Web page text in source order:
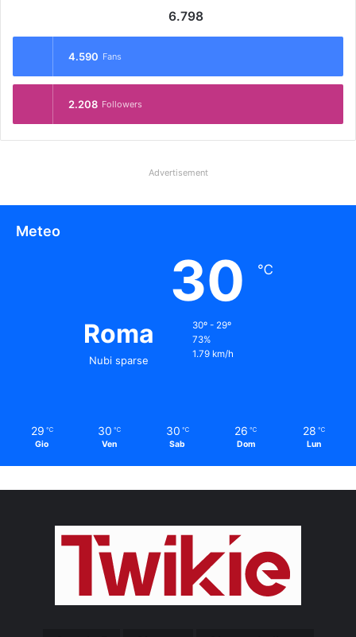
6.798
4.590 Fans
2.208 Followers
Advertisement
Meteo
Roma
Nubi sparse
30 ℃
30º - 29º
73%
1.79 km/h
29 ℃
Gio
30 ℃
Ven
30 ℃
Sab
26 ℃
Dom
28 ℃
Lun